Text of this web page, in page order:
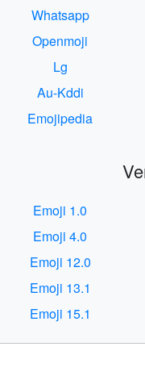
Whatsapp
Openmoji
Lg
Au-Kddi
Emojipedia
Emoji 1.0
Emoji 4.0
Emoji 12.0
Emoji 13.1
Emoji 15.1